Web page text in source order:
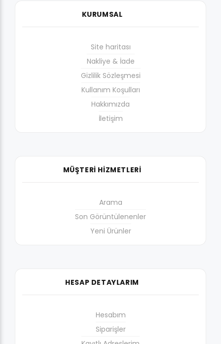
KURUMSAL
Site haritası
Nakliye & İade
Gizlilik Sözleşmesi
Kullanım Koşulları
Hakkımızda
İletişim
MÜŞTERİ HİZMETLERİ
Arama
Son Görüntülenenler
Yeni Ürünler
HESAP DETAYLARIM
Hesabım
Siparişler